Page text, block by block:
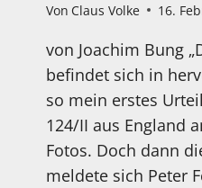
Von Claus Volke 16.
von Joachim Bung
befindet sich in
so mein erstes
124/II aus England
Fotos. Doch dann
meldete sich Peter